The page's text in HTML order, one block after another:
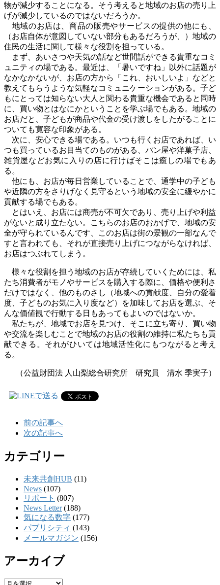
物が減少することになる。そう考えると地域のお店の売り上
げが減少しているのではないだろうか。
地域のお店は、商品の販売やサービスの提供の他にも、
（お店自体が意図していない部分もあるだろうが、）地域の
住民の生活に関して様々な役割を担っている。
まず、あいさつや天気の話など世間話ができる貴重なコミ
ュニティの場である。最近は、「暑いですね」以外に話題が
なかなかないが、お店の方から「これ、おいしいよ」などと
教えてもらうような気軽なコミュニケーションがある。子ど
もにとっては知らない大人と関わる貴重な機会であると同時
に、買い物とはなにかということを学ぶ場でもある。地域の
お店だと、子どもが商品や代金の受け渡しをしたがることに
ついても寛容な印象がある。
次に、安心できる場である。いつも行くお店であれば、い
つも買っているお目当てのものがある、パン屋や洋菓子店、
雑貨屋などお気に入りの店に行けばそこは癒しの場でもあ
る。
他にも、お店が毎日営業していることで、通学中の子ども
や近隣の方をさりげなく見守るという地域の安全に緩やかに
貢献する場でもある。
とはいえ、お店には商売が不可欠であり、売り上げや利益
がないと成り立たない。こちらのお店のおかげで、地域の安
全が守られているんです、このお店は街の景観の一部なんで
すと言われても、それが直接売り上げにつながらなければ、
お店はつぶれてしまう。
様々な役割を担う地域のお店が存続していくためには、私
たち消費者がモノやサービスを購入する際に、価格や便利さ
だけではなく、他のものさし（地域への貢献度、自分の愛着
度、子どものお気に入り度など）を加味してお店を選ぶ、そ
んな価値観で行動する日もあってもよいのではないか。
私たちが、地域でお店を見つけ、そこに立ち寄り、買い物
や交流を楽しむことで地域のお店の役割の維持に私たちも貢
献できる。それがひいては地域活性化にもつながると考え
る。
（公益財団法 人山梨総合研究所 研究員 清水 季実子）
前の記事へ
次の記事へ
カテゴリー
未来共創HUB (11)
News (107)
リポート (807)
News Letter(188)
気になる数字 (177)
パブリシティ (143)
メールマガジン (156)
アーカイブ
ア